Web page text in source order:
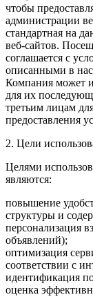
чтобы
администрации
стандартная на
веб-сайтов.
соглашается с
описанными в
Компания может
для их
третьим лицам
предоставления
2. Цели
Целями
являются:
повышение
структуры и
персонализация
объявлений);
оптимизация
соответствии с
идентификация
оценка